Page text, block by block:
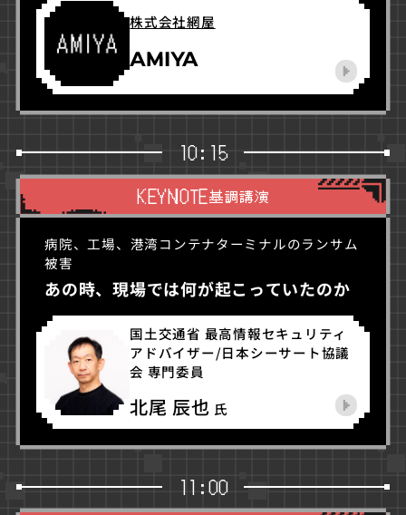
株式会社網屋
10:15
KEYNOTE基調講演
病院、工場、港湾コンテナターミナルのランサム
被害
あの時、現場では何が起こっていたのか
国土交通省 最高情報セキュリティ
アドバイザー/日本シーサート協議
会 専門委員
北尾 辰也 氏
11:00